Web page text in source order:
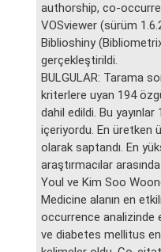
authorship, co-
VOSviewer (sürüm
Biblioshiny
gerçekleştirildi.
BULGULAR: Tarama
kriterlere uyan 194
dahil edildi. Bu
içeriyordu. En üretken
olarak saptandı. En
araştırmacılar
Youl ve Kim Soo
Medicine alanın en
occurrence
ve diabetes mellitus